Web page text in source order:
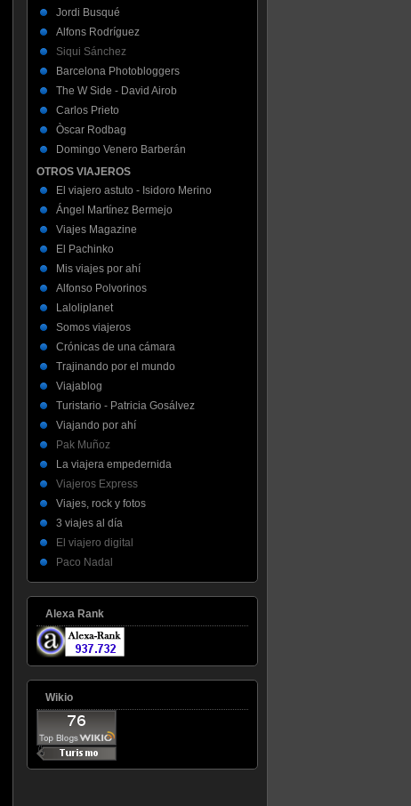
Jordi Busqué
Alfons Rodríguez
Siqui Sánchez
Barcelona Photobloggers
The W Side - David Airob
Carlos Prieto
Òscar Rodbag
Domingo Venero Barberán
OTROS VIAJEROS
El viajero astuto - Isidoro Merino
Ángel Martínez Bermejo
Viajes Magazine
El Pachinko
Mis viajes por ahí
Alfonso Polvorinos
Laloliplanet
Somos viajeros
Crónicas de una cámara
Trajinando por el mundo
Viajablog
Turistario - Patricia Gosálvez
Viajando por ahí
Pak Muñoz
La viajera empedernida
Viajeros Express
Viajes, rock y fotos
3 viajes al día
El viajero digital
Paco Nadal
Alexa Rank
Wikio